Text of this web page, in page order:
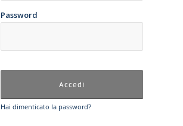
Password
Hai dimenticato la password?